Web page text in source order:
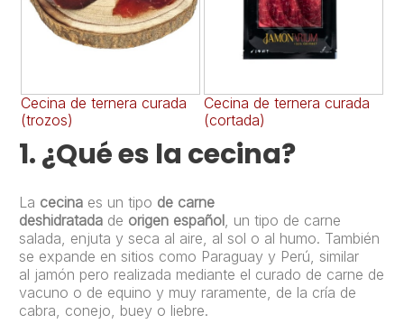
Cecina de ternera curada
(trozos)
Cecina de ternera curada
(cortada)
1.¿Qué es la cecina?
La cecina es un tipo de carne
deshidratada de origen español, un tipo de carne
salada, enjuta y seca al aire, al sol o al humo. También
se expande en sitios como Paraguay y Perú, similar
al jamón pero realizada mediante el curado de carne de
vacuno o de equino y muy raramente, de la cría de
cabra, conejo, buey o liebre.